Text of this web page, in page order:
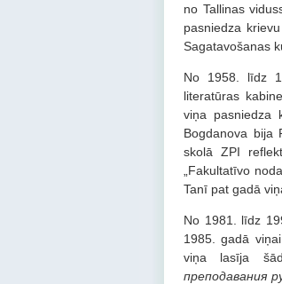
no Tallinas
pasniedza
Sagatavošanas
No 1958. līdz
literatūras
viņa pasniedza
Bogdanova bija
skolā ZPI
„Fakultatīvo
Tanī pat gadā
No 1981. līdz
1985. gadā
viņa lasīja
преподавания